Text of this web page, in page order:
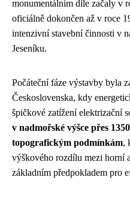
monumentálním díle začaly v
oficiálně dokončen až v roce
intenzivní stavební činnosti v
Jeseníku.
Počáteční fáze výstavby byla
Československa, kdy
špičkové zatížení elektrizační
v nadmořské výšce přes
topografickým podmínkám,
výškového rozdílu mezi horní
základním předpokladem pro